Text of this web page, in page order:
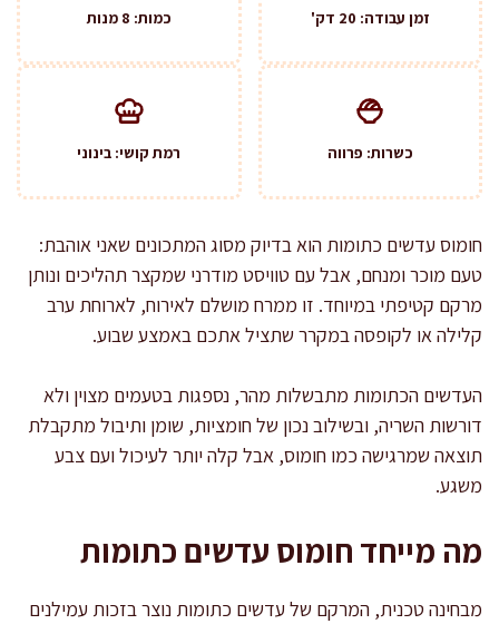
זמן עבודה: 20 דק' כמות: 8 מנות
כשרות: פרווה רמת קושי: בינוני
חומוס עדשים כתומות הוא בדיוק מסוג המתכונים שאני אוהבת:
טעם מוכר ומנחם, אבל עם טוויסט מודרני שמקצר תהליכים ונותן
מרקם קטיפתי במיוחד. זו ממרח מושלם לאירוח, לארוחת ערב
קלילה או לקופסה במקרר שתציל אתכם באמצע שבוע.
העדשים הכתומות מתבשלות מהר, נספגות בטעמים מצוין ולא
דורשות השריה, ובשילוב נכון של חומציות, שומן ותיבול מתקבלת
תוצאה שמרגישה כמו חומוס, אבל קלה יותר לעיכול ועם צבע
משגע.
מה מייחד חומוס עדשים כתומות
מבחינה טכנית, המרקם של עדשים כתומות נוצר בזכות עמילנים